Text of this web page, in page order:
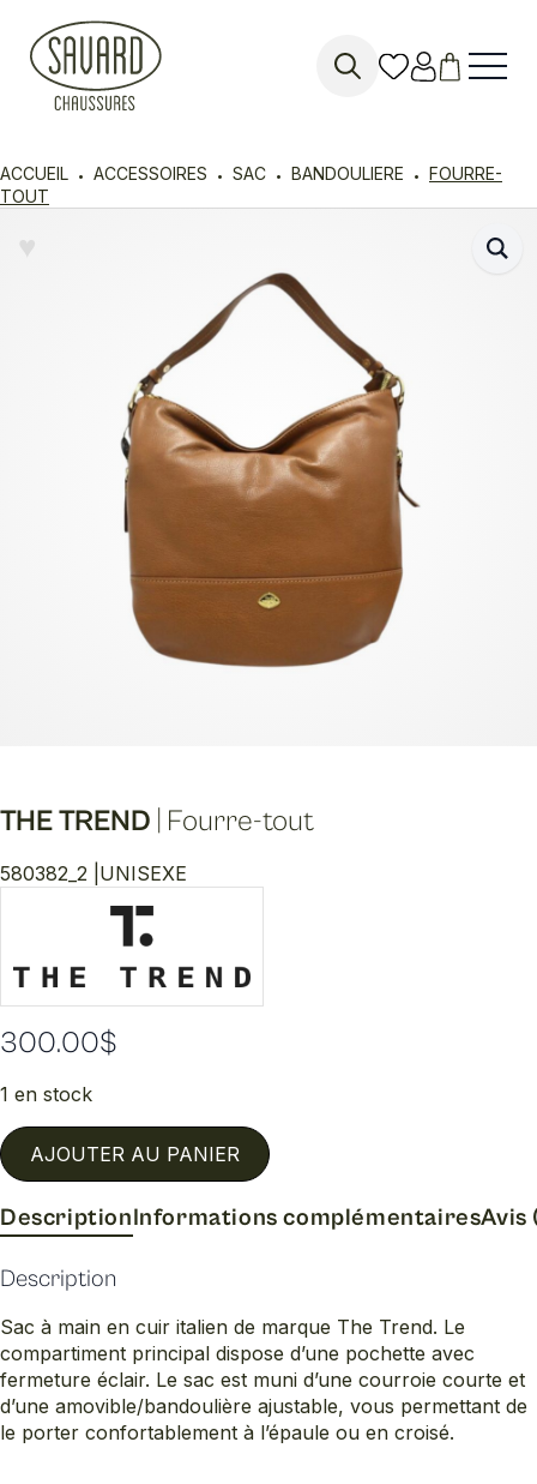
ACCUEIL ACCESSOIRES SAC BANDOULIERE
FOURRE-
TOUT
THE TREND Fourre-tout
580382_2 | UNISEXE
300.00$
1 en stock
AJOUTER AU PANIER
DescriptionInformations complémentairesAvis
Description
Sac à main en cuir italien de marque The Trend. Le
compartiment principal dispose d’une pochette avec
fermeture éclair. Le sac est muni d’une courroie courte et
d’une amovible/bandoulière ajustable, vous permettant de
le porter confortablement à l’épaule ou en croisé.